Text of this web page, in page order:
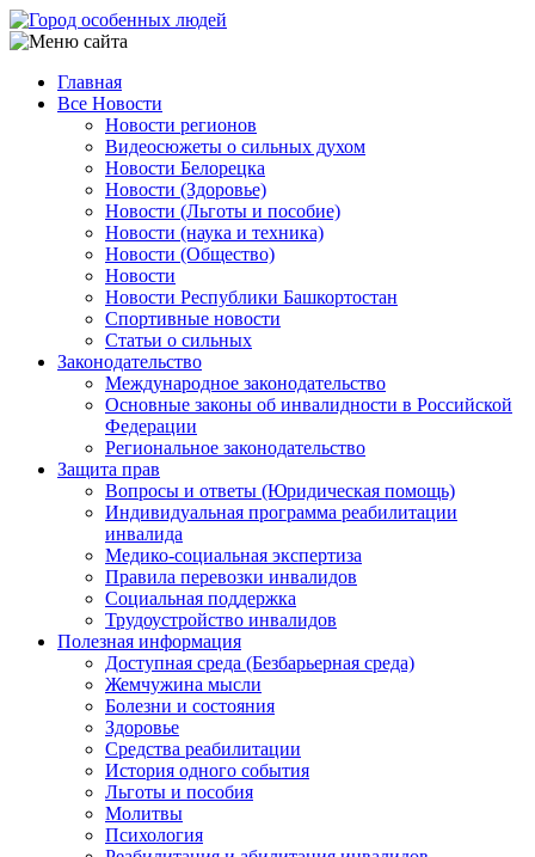
Перейти
к
содержанию
Main
navigation
Главная
Все Новости
Новости регионов
Видеосюжеты о сильных духом
Новости Белорецка
Новости (Здоровье)
Новости (Льготы и пособие)
Новости (наука и техника)
Новости (Общество)
Новости
Новости Республики Башкортостан
Спортивные новости
Статьи о сильных
Законодательство
Международное законодательство
Основные законы об инвалидности в Российской
Федерации
Региональное законодательство
Защита прав
Вопросы и ответы (Юридическая помощь)
Индивидуальная программа реабилитации
инвалида
Медико-социальная экспертиза
Правила перевозки инвалидов
Социальная поддержка
Трудоустройство инвалидов
Полезная информация
Доступная среда (Безбарьерная среда)
Жемчужина мысли
Болезни и состояния
Здоровье
Средства реабилитации
История одного события
Льготы и пособия
Молитвы
Психология